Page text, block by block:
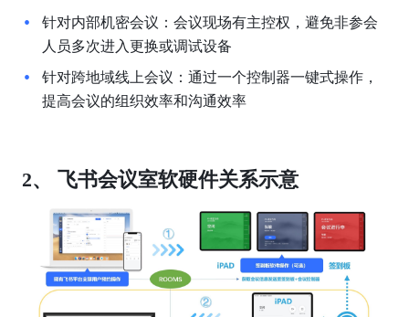
针对内部机密会议：会议现场有主控权，避免非参会
人员多次进入更换或调试设备
针对跨地域线上会议：通过一个控制器一键式操作，
提高会议的组织效率和沟通效率
2、 飞书会议室软硬件关系示意